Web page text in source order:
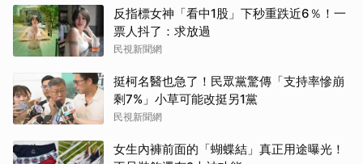
反指標女神「看中1股」下秒重跌近6％！一
票人抖了：求放過
民視新聞網
挺柯名醫也急了！民眾黨驚傳「支持率慘崩
剩7%」小草可能改挺另1黨
民視新聞網
女生內褲前面的「蝴蝶結」真正用途曝光！